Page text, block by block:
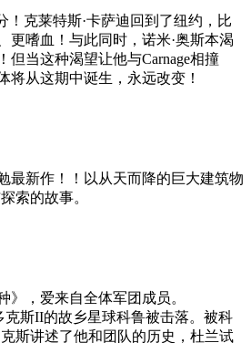
克莱特斯·卡萨迪回到了纽约，比
更嗜血！与此同时，诺米·奥斯本渴
但当这种渴望让他与Carnage相撞
将从这期中诞生，永远改变！
最新作！！以从天而降的巨大建筑物
索的故事。
》，爱来自全体军团成员。
克斯II的故乡星球科鲁被击落。被科
斯讲述了他和团队的历史，杜兰试